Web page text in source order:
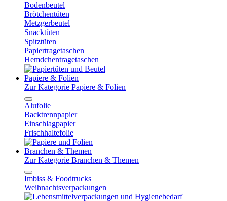
Bodenbeutel
Brötchentüten
Metzgerbeutel
Snacktüten
Spitztüten
Papiertragetaschen
Hemdchentragetaschen
Papiere & Folien
Zur Kategorie Papiere & Folien
Alufolie
Backtrennpapier
Einschlagpapier
Frischhaltefolie
Branchen & Themen
Zur Kategorie Branchen & Themen
Imbiss & Foodtrucks
Weihnachtsverpackungen